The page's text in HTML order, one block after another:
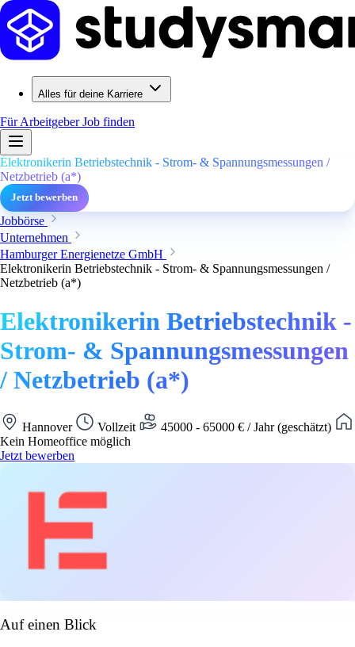
Alles für deine Karriere
Für ArbeitgeberJob finden
Elektronikerin Betriebstechnik - Strom- & Spannungsmessungen /
Netzbetrieb (a*)
Jetzt bewerben
Jobbörse
Unternehmen
Hamburger Energienetze GmbH
Elektronikerin Betriebstechnik - Strom- & Spannungsmessungen /
Netzbetrieb (a*)
Elektronikerin Betriebstechnik -
Strom- & Spannungsmessungen
/ Netzbetrieb (a*)
Hannover Vollzeit
45000 - 65000 € / Jahr (geschätzt)
Kein Homeoffice möglich
Jetzt bewerben
Auf einen Blick